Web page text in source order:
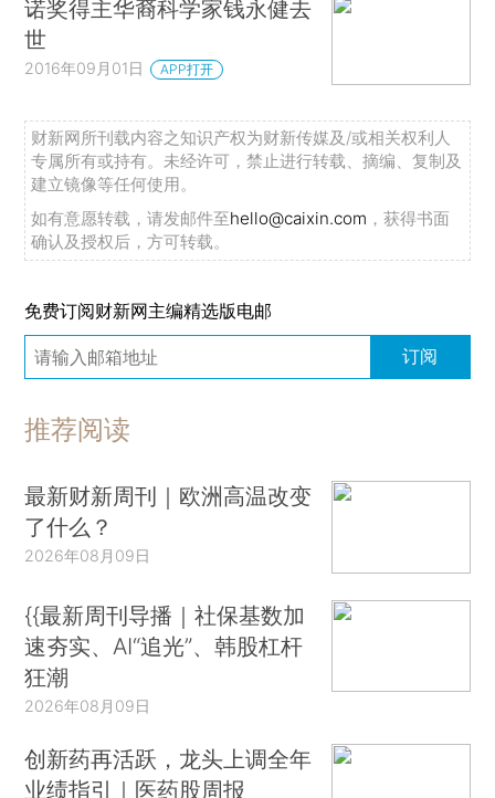
诺奖得主华裔科学家钱永健去
世
2016年09月01日 APP打开
财新网所刊载内容之知识产权为财新传媒及/或相关权利人
专属所有或持有。未经许可，禁止进行转载、摘编、复制及
建立镜像等任何使用。
如有意愿转载，请发邮件至hello@caixin.com ，获得书面
确认及授权后，方可转载。
免费订阅财新网主编精选版电邮
订阅
推荐阅读
最新财新周刊｜欧洲高温改变
了什么？
2026年08月09日
{{最新周刊导播｜社保基数加
速夯实、AI“追光”、韩股杠杆
狂潮
2026年08月09日
创新药再活跃，龙头上调全年
业绩指引｜医药股周报